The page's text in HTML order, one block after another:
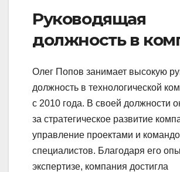
Руководящая
должность в
Олег Попов занимает высокую
должность в технологической
с 2010 года. В своей должности
за стратегическое развитие
управление проектами и
специалистов. Благодаря его
экспертизе, компания достигла